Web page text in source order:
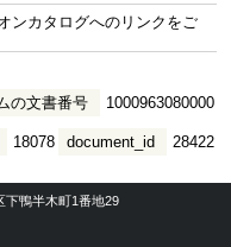
ンカタログへのリンクをご
の文書番号 1000963080000
document_id 28422
18078
下鴨半木町1番地29